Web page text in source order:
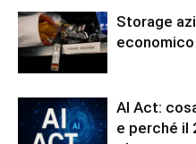
Storage
AI Act:
e perché il